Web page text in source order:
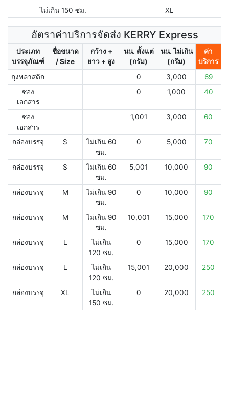
ไม่เกิน 150 ซม.
XL
อัตราค่าบริการจัดส่ง KERRY Express
ประเภท
บรรจุภัณฑ์
ชื่อขนาด
/ Size
กว้าง +
ยาว + สูง
นน. ตั้งแต่
(กรัม)
นน. ไม่เกิน
(กรัม)
ค่า
บริการ
ถุงพลาสติก
0 3,000
69
ซอง
เอกสาร
0 1,000 40
ซอง
เอกสาร
1,001 3,000 60
กล่องบรรจุ S
ไม่เกิน 60
ซม.
0 5,000 70
กล่องบรรจุ S
ไม่เกิน 60
ซม.
5,001 10,000 90
กล่องบรรจุ M
ไม่เกิน 90
ซม.
0 10,000 90
กล่องบรรจุ M
ไม่เกิน 90
ซม.
10,001 15,000 170
กล่องบรรจุ L
ไม่เกิน
120 ซม.
0 15,000 170
กล่องบรรจุ L
ไม่เกิน
120 ซม.
15,001 20,000 250
กล่องบรรจุ XL
ไม่เกิน
150 ซม.
0 20,000 250